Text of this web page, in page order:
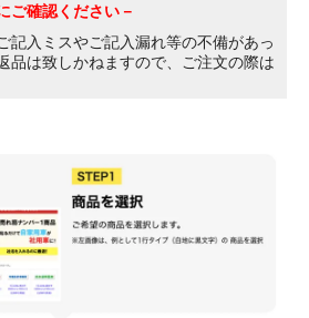
ご確認ください－
記入ミスやご記入漏れ等の不備があっ
品は致しかねますので、ご注文の際は